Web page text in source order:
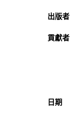
出版者
貢獻者
日期